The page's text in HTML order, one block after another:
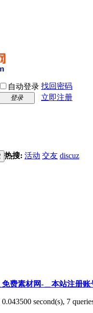
自动登录 找回密码
登录
立即注册
热搜: 活动 交友 discuz
免费素材网-＿本站注册账
0.043500 second(s), 7